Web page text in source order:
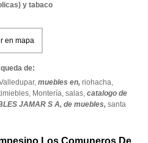
y tabaco
en mapa
de:
muebles en, riohacha,
Montería, salas, catalogo de
JAMAR S A, de muebles, santa
Los Comuneros De